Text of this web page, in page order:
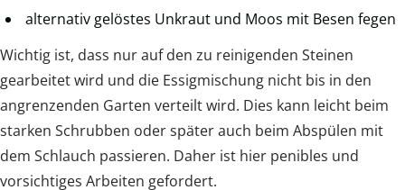
alternativ gelöstes Unkraut und Moos mit Besen fegen
Wichtig ist, dass nur auf den zu reinigenden Steinen
gearbeitet wird und die Essigmischung nicht bis in den
angrenzenden Garten verteilt wird. Dies kann leicht beim
starken Schrubben oder später auch beim Abspülen mit
dem Schlauch passieren. Daher ist hier penibles und
vorsichtiges Arbeiten gefordert.